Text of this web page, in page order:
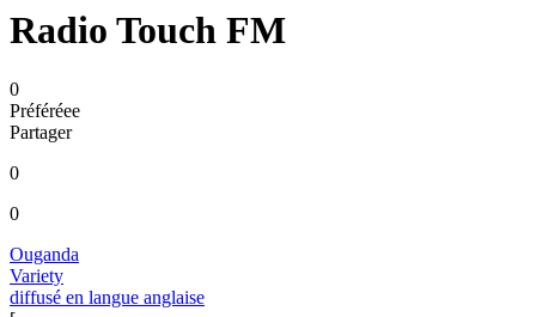
Radio Touch FM
0
Préféréeе
Partager
0
0
Ouganda
Variety
diffusé en langue anglaise